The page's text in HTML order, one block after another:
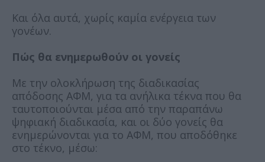
Και όλα αυτά, χωρίς καμία ενέργεια των
γονέων.
Πώς θα ενημερωθούν οι γονείς
Με την ολοκλήρωση της διαδικασίας
απόδοσης ΑΦΜ, για τα ανήλικα τέκνα που θα
ταυτοποιούνται μέσα από την παραπάνω
ψηφιακή διαδικασία, και οι δύο γονείς θα
ενημερώνονται για το ΑΦΜ, που αποδόθηκε
στο τέκνο, μέσω: